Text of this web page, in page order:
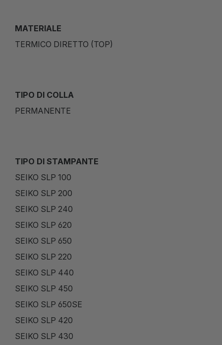
MATERIALE
TERMICO DIRETTO (TOP)
TIPO DI COLLA
PERMANENTE
TIPO DI STAMPANTE
SEIKO SLP 100
SEIKO SLP 200
SEIKO SLP 240
SEIKO SLP 620
SEIKO SLP 650
SEIKO SLP 220
SEIKO SLP 440
SEIKO SLP 450
SEIKO SLP 650SE
SEIKO SLP 420
SEIKO SLP 430